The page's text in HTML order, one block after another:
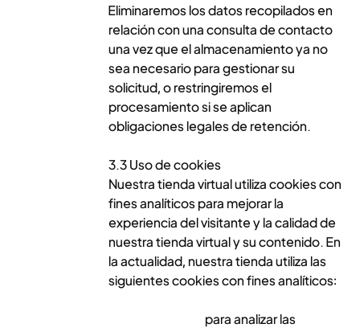
Eliminaremos los datos recopilados en
relación con una consulta de contacto
una vez que el almacenamiento ya no
sea necesario para gestionar su
solicitud, o restringiremos el
procesamiento si se aplican
obligaciones legales de retención.
3.3 Uso de cookies
Nuestra tienda virtual utiliza cookies con
fines analíticos para mejorar la
experiencia del visitante y la calidad de
nuestra tienda virtual y su contenido. En
la actualidad, nuestra tienda utiliza las
siguientes cookies con fines analíticos:
para analizar las